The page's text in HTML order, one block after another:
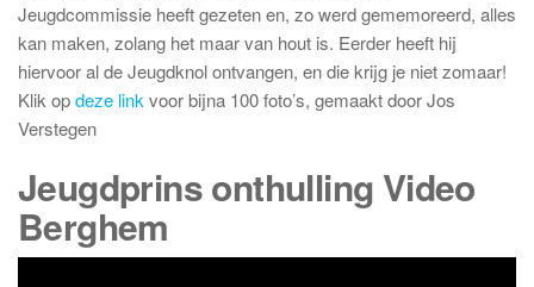
Jeugdcommissie heeft gezeten en, zo werd gememoreerd, alles
kan maken, zolang het maar van hout is. Eerder heeft hij
hiervoor al de Jeugdknol ontvangen, en die krijg je niet zomaar!
Klik opdeze linkvoor bijna 100 foto’s, gemaakt door Jos
Verstegen
Jeugdprins onthulling Video
Berghem